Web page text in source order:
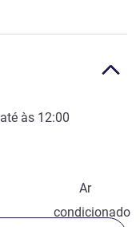
até às 12:00
Ar
condicionado